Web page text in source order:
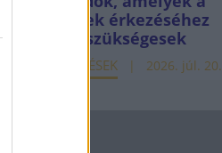
pénzek érkezéséhez
még szükségesek
ELEMZÉSEK 2026. júl. 20.